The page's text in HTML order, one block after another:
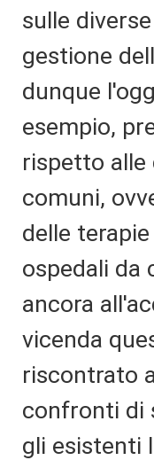
sulle
gestione
dunque
esempio,
rispetto
comuni,
delle
ospedali da
ancora
vicenda
riscontrato
confronti di
gli esistenti